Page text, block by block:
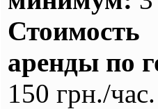
Стоимость
аренды по
150 грн./час.